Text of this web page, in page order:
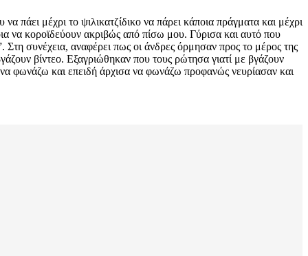
πάει μέχρι το ψιλικατζίδικο να πάρει κάποια πράγματα και μέχρι
να κοροϊδεύουν ακριβώς από πίσω μου. Γύρισα και αυτό που
Στη συνέχεια, αναφέρει πως οι άνδρες όρμησαν προς το μέρος της
βίντεο. Εξαγριώθηκαν που τους ρώτησα γιατί με βγάζουν
φωνάζω και επειδή άρχισα να φωνάζω προφανώς νευρίασαν και